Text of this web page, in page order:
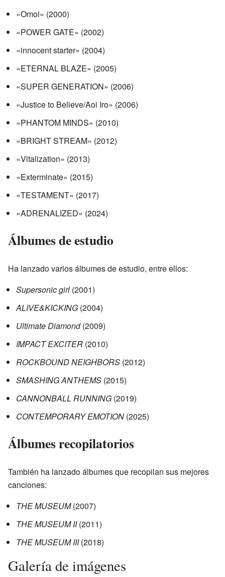
«Omoi» (2000)
«POWER GATE» (2002)
«innocent starter» (2004)
«ETERNAL BLAZE» (2005)
«SUPER GENERATION» (2006)
«Justice to Believe/Aoi Iro» (2006)
«PHANTOM MINDS» (2010)
«BRIGHT STREAM» (2012)
«Vitalization» (2013)
«Exterminate» (2015)
«TESTAMENT» (2017)
«ADRENALIZED» (2024)
Álbumes de estudio
Ha lanzado varios álbumes de estudio, entre ellos:
Supersonic girl (2001)
ALIVE&KICKING (2004)
Ultimate Diamond(2009)
IMPACT EXCITER (2010)
ROCKBOUND NEIGHBORS (2012)
SMASHING ANTHEMS (2015)
CANNONBALL RUNNING (2019)
CONTEMPORARY EMOTION (2025)
Álbumes recopilatorios
También ha lanzado álbumes que recopilan sus mejores
canciones:
THE MUSEUM(2007)
THE MUSEUM II(2011)
THE MUSEUM III(2018)
Galería de imágenes